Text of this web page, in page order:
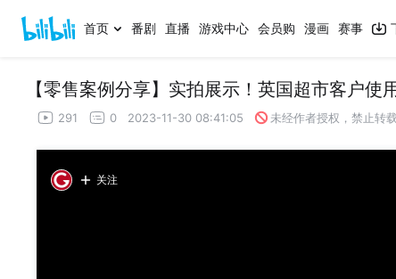
首页 番剧 直播 游戏中心 会员购 漫画 赛事
【零售案例分享】实拍展示！英国超市客户使
291 0 2023-11-30 08:41:05 未经作者授权，禁止转载
关注